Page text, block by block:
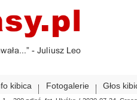
kibica Fotogalerie Głos